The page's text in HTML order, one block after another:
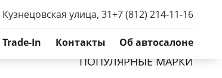
улица, 31+7 (812) 214-11-16
Trade-In Контакты Об автосалоне
ПОПУЛЯРНЫЕ МАРКИ